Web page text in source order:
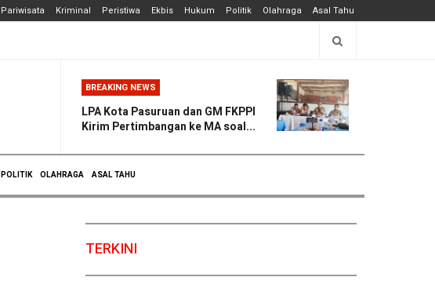
Pariwisata Kriminal Peristiwa Ekbis Hukum Politik Olahraga Asal Tahu
BREAKING NEWS
LPA Kota Pasuruan dan GM FKPPI
Kirim Pertimbangan ke MA soal...
POLITIK OLAHRAGA ASAL TAHU
TERKINI